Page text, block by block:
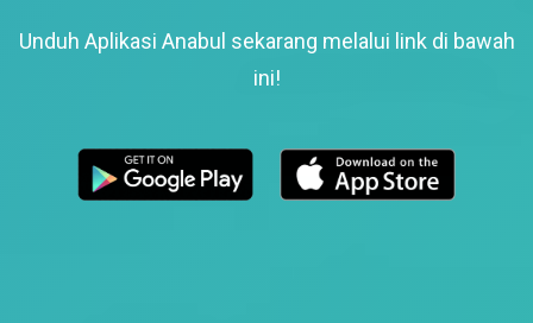
Unduh Aplikasi Anabul sekarang melalui link di bawah
ini!